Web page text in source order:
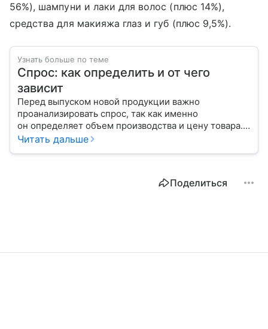
56%), шампуни и лаки для волос (плюс 14%),
средства для макияжа глаз и губ (плюс 9,5%).
Узнать больше по теме
Спрос: как определить и от чего
зависит
Перед выпуском новой продукции важно
проанализировать спрос, так как именно
он определяет объем производства и цену товара.
С помощью эксперта расскажем, как рассчитать
Читать дальше
Поделиться